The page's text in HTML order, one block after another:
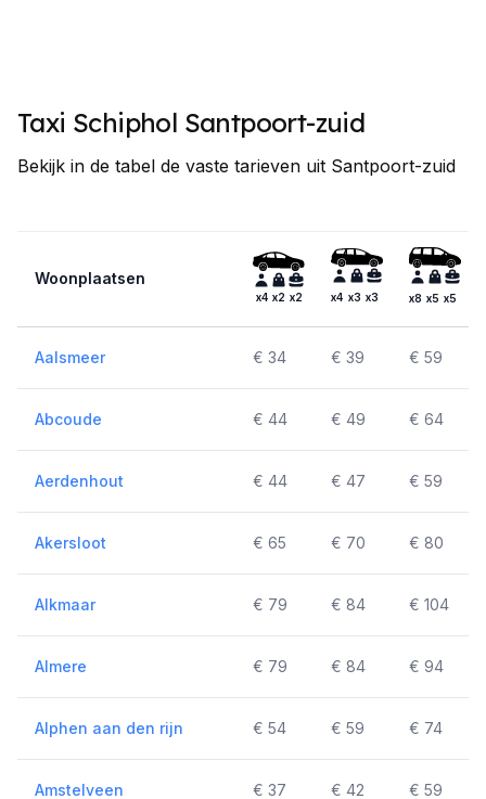
Taxi Schiphol Santpoort-zuid
Bekijk in de tabel de vaste tarieven uit Santpoort-zuid
Woonplaatsen
x4 x2 x2 x4 x3 x3 x8 x5 x5
Aalsmeer € 34 € 39 € 59
Abcoude € 44 € 49 € 64
Aerdenhout € 44 € 47 € 59
Akersloot € 65 € 70 € 80
Alkmaar € 79 € 84 € 104
Almere € 79 € 84 € 94
Alphen aan den rijn € 54 € 59 € 74
Amstelveen € 37 € 42 € 59